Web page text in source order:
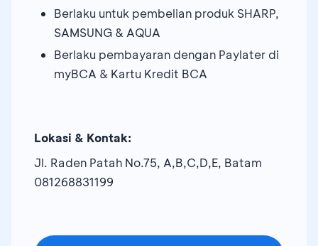
Berlaku untuk pembelian produk SHARP,
SAMSUNG & AQUA
Berlaku pembayaran dengan Paylater di
myBCA & Kartu Kredit BCA
Lokasi & Kontak:
Jl. Raden Patah No.75, A,B,C,D,E, Batam
081268831199